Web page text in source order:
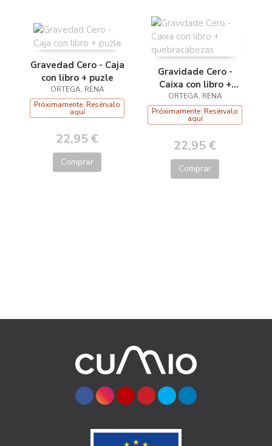
Gravedad Cero - Caja
con libro + puzle
ORTEGA, RENA
Próximamente. Resérvalo
aquí
22,95 €
Comprar
Gravidade Cero -
Caixa con libro +
quebracabezas
ORTEGA, RENA
Próximamente. Resérvalo
aquí
22,95 €
Comprar